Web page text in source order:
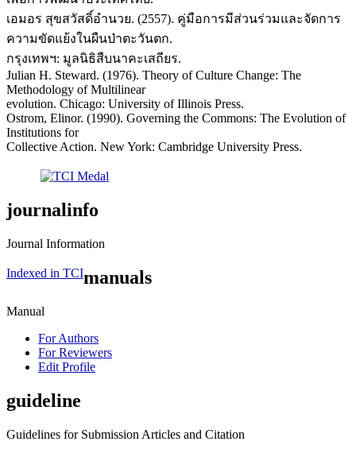
เอมอร สุขสวัสดิ์อำนวย. (2557). คู่มือการมีส่วนร่วมและจัดการ
ความขัดแย้งในผืนป่าตะวันตก.
กรุงเทพฯ: มูลนิธิสืบนาคะเสถียร.
Julian H. Steward. (1976). Theory of Culture Change: The
Methodology of Multilinear
evolution. Chicago: University of Illinois Press.
Ostrom, Elinor. (1990). Governing the Commons: The Evolution of
Institutions for
Collective Action. New York: Cambridge University Press.
journalinfo
Journal Information
Indexed in TCImanuals
Manual
For Authors
For Reviewers
Edit Profile
guideline
Guidelines for Submission Articles and Citation